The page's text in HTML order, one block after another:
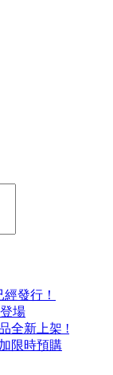
發行！
場
全新上架 !
限時預購